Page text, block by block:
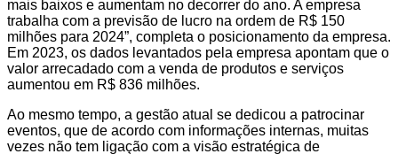
mais baixos e aumentam no decorrer do ano. A empresa
trabalha com a previsão de lucro na ordem de R$ 150
milhões para 2024”, completa o posicionamento da empresa.
Em 2023, os dados levantados pela empresa apontam que o
valor arrecadado com a venda de produtos e serviços
aumentou em R$ 836 milhões.
Ao mesmo tempo, a gestão atual se dedicou a patrocinar
eventos, que de acordo com informações internas, muitas
vezes não tem ligação com a visão estratégica de